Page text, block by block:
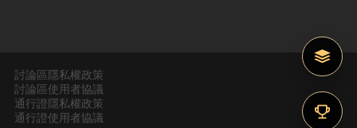
討論區隱私權政策
討論區使用者協議
通行證隱私權政策
通行證使用者協議